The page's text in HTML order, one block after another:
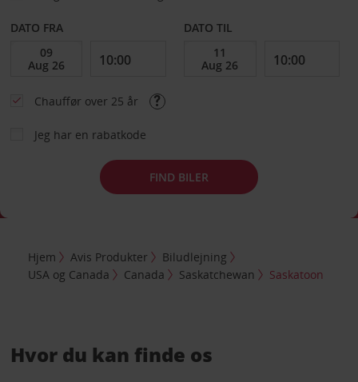
DATO FRA DATO TIL
Chauffør over 25 år
Jeg har en rabatkode
FIND BILER
Hjem Avis Produkter
Biludlejning
USA og Canada
Canada Saskatchewan Saskatoon
Hvor du kan finde os